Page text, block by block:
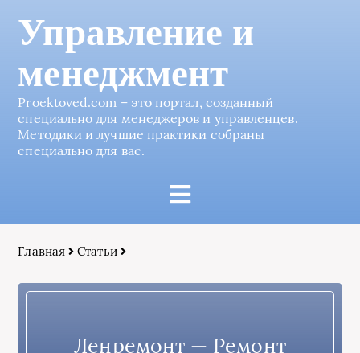
Управление и
менеджмент
Proektoved.com – это портал, созданный
специально для менеджеров и управленцев.
Методики и лучшие практики собраны
специально для вас.
Главная Статьи
Ленремонт — Ремонт